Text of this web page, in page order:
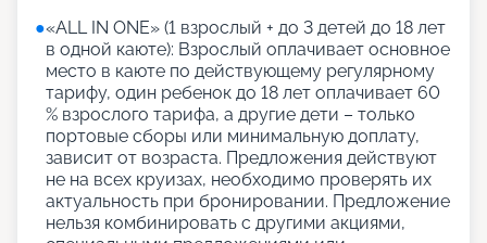
●«АLL IN ONE» (1 взрослый + до 3 детей до 18 лет
в одной каюте): Взрослый оплачивает основное
место в каюте по действующему регулярному
тарифу, один ребенок до 18 лет оплачивает 60
% взрослого тарифа, а другие дети – только
портовые сборы или минимальную доплату,
зависит от возраста. Предложения действуют
не на всех круизах, необходимо проверять их
актуальность при бронировании. Предложение
нельзя комбинировать с другими акциями,